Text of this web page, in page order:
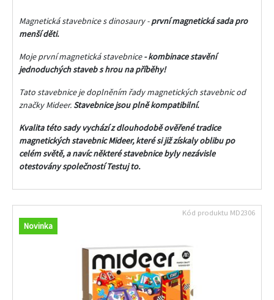
Magnetická stavebnice s dinosaury -první magnetická sada pro
menší děti.
Moje první magnetická stavebnice- kombinace stavění
jednoduchých staveb s hrou na příběhy!
Tato stavebnice je doplněním řady magnetických stavebnic od
značky Mideer. Stavebnice jsou plně kompatibilní.
Kvalita této sady vychází z dlouhodobě ověřené tradice
magnetických stavebnic Mideer, které si již získaly oblibu po
celém světě, a navíc některé stavebnice byly nezávisle
otestovány společností Testuj to.
Novinka
Kód produktu MD2306